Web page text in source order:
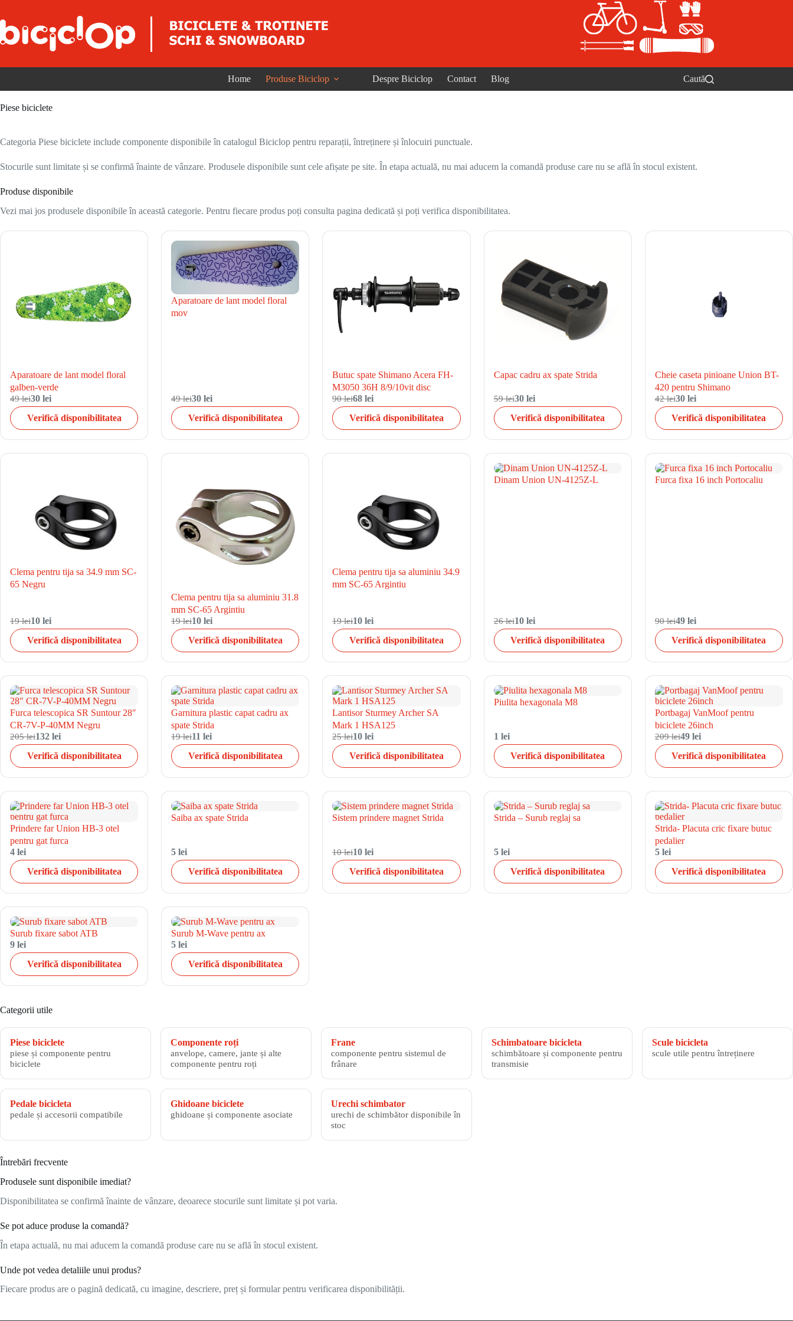
Home Produse Biciclop Despre Biciclop Contact Blog Caută
Piese biciclete
Categoria Piese biciclete include componente disponibile în catalogul Biciclop pentru reparații, întreținere și înlocuiri punctuale.
Stocurile sunt limitate și se confirmă înainte de vânzare. Produsele disponibile sunt cele afișate pe site. În etapa actuală, nu mai aducem la comandă produse care nu se află în stocul existent.
Produse disponibile
Vezi mai jos produsele disponibile în această categorie. Pentru fiecare produs poți consulta pagina dedicată și poți verifica disponibilitatea.
Aparatoare de lant model floral
galben-verde
49 lei30 lei
Verifică disponibilitatea
Aparatoare de lant model floral
mov
49 lei30 lei
Verifică disponibilitatea
Butuc spate Shimano Acera FH-
M3050 36H 8/9/10vit disc
90 lei68 lei
Verifică disponibilitatea
Capac cadru ax spate Strida
59 lei30 lei
Verifică disponibilitatea
Cheie caseta pinioane Union BT-
420 pentru Shimano
42 lei30 lei
Verifică disponibilitatea
Clema pentru tija sa 34.9 mm SC-
65 Negru
19 lei10 lei
Verifică disponibilitatea
Clema pentru tija sa aluminiu 31.8
mm SC-65 Argintiu
19 lei10 lei
Verifică disponibilitatea
Clema pentru tija sa aluminiu 34.9
mm SC-65 Argintiu
19 lei10 lei
Verifică disponibilitatea
Dinam Union UN-4125Z-L
26 lei10 lei
Verifică disponibilitatea
Furca fixa 16 inch Portocaliu
90 lei49 lei
Verifică disponibilitatea
Furca telescopica SR Suntour 28″
CR-7V-P-40MM Negru
205 lei132 lei
Verifică disponibilitatea
Garnitura plastic capat cadru ax
spate Strida
19 lei11 lei
Verifică disponibilitatea
Lantisor Sturmey Archer SA
Mark 1 HSA125
25 lei10 lei
Verifică disponibilitatea
Piulita hexagonala M8
1 lei
Verifică disponibilitatea
Portbagaj VanMoof pentru
biciclete 26inch
209 lei49 lei
Verifică disponibilitatea
Prindere far Union HB-3 otel
pentru gat furca
4 lei
Verifică disponibilitatea
Saiba ax spate Strida
5 lei
Verifică disponibilitatea
Sistem prindere magnet Strida
10 lei10 lei
Verifică disponibilitatea
Strida – Surub reglaj sa
5 lei
Verifică disponibilitatea
Strida- Placuta cric fixare butuc
pedalier
5 lei
Verifică disponibilitatea
Surub fixare sabot ATB
9 lei
Verifică disponibilitatea
Surub M-Wave pentru ax
5 lei
Verifică disponibilitatea
Categorii utile
Piese biciclete
piese și componente pentru
biciclete
Componente roți
anvelope, camere, jante și alte
componente pentru roți
Frane
componente pentru sistemul de
frânare
Schimbatoare bicicleta
schimbătoare și componente pentru
transmisie
Scule bicicleta
scule utile pentru întreținere
Pedale bicicleta
pedale și accesorii compatibile
Ghidoane biciclete
ghidoane și componente asociate
Urechi schimbator
urechi de schimbător disponibile în
stoc
Întrebări frecvente
Produsele sunt disponibile imediat?
Disponibilitatea se confirmă înainte de vânzare, deoarece stocurile sunt limitate și pot varia.
Se pot aduce produse la comandă?
În etapa actuală, nu mai aducem la comandă produse care nu se află în stocul existent.
Unde pot vedea detaliile unui produs?
Fiecare produs are o pagină dedicată, cu imagine, descriere, preț și formular pentru verificarea disponibilității.